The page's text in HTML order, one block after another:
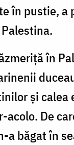
în pustie, a
în
și calea
acolo. De
a băgat în